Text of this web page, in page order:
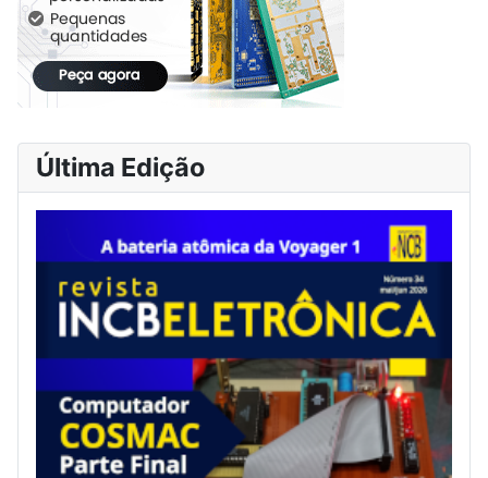
Última Edição